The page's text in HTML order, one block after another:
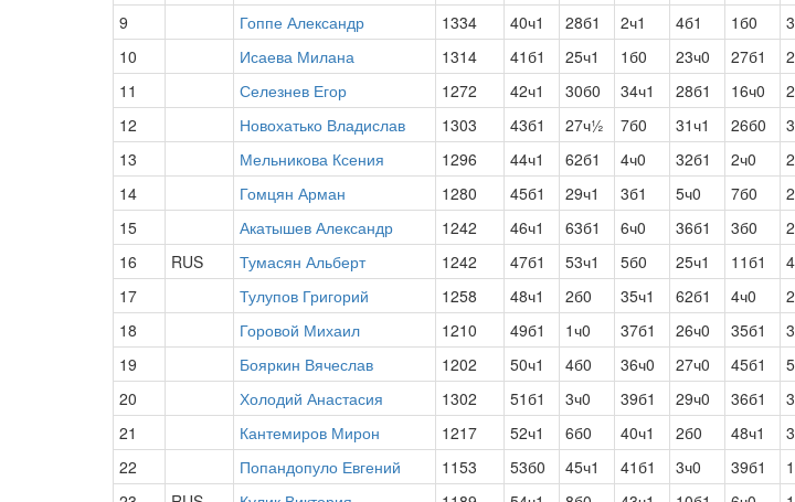
9
Гоппе Александр 1334 40ч1 28б1 2ч1 4б1 1б0
10
Исаева Милана 1314 41б1 25ч1 1б0 23ч0 27б1
11
Селезнев Егор 1272 42ч1 30б0 34ч1 28б1 16ч0
12
Новохатько Владислав 1303 43б1 27ч½ 7б0 31ч1 26б0
13
Мельникова Ксения 1296 44ч1 62б1 4ч0 32б1 2ч0
14
Гомцян Арман 1280 45б1 29ч1 3б1 5ч0 7б0
15
Акатышев Александр 1242 46ч1 63б1 6ч0 36б1 3б0
16
RUS Тумасян Альберт 1242 47б1 53ч1 5б0 25ч1 11б1
17
Тулупов Григорий 1258 48ч1 2б0 35ч1 62б1 4ч0
18
Горовой Михаил 1210 49б1 1ч0 37б1 26ч0 35б1
19
Бояркин Вячеслав 1202 50ч1 4б0 36ч0 27ч0 45б1
20
Холодий Анастасия 1302 51б1 3ч0 39б1 29ч0 36б1
21
Кантемиров Мирон 1217 52ч1 6б0 40ч1 2б0 48ч1
22
Попандопуло Евгений 1153 53б0 45ч1 41б1 3ч0 39б1